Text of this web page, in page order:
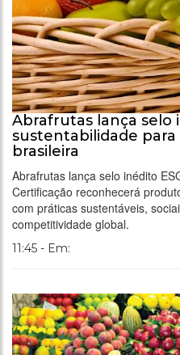
Abrafrutas lança selo
sustentabilidade
brasileira
Abrafrutas lança selo inédito
Certificação reconhecerá
com práticas sustentáveis,
competitividade global.
11:45 - Em: